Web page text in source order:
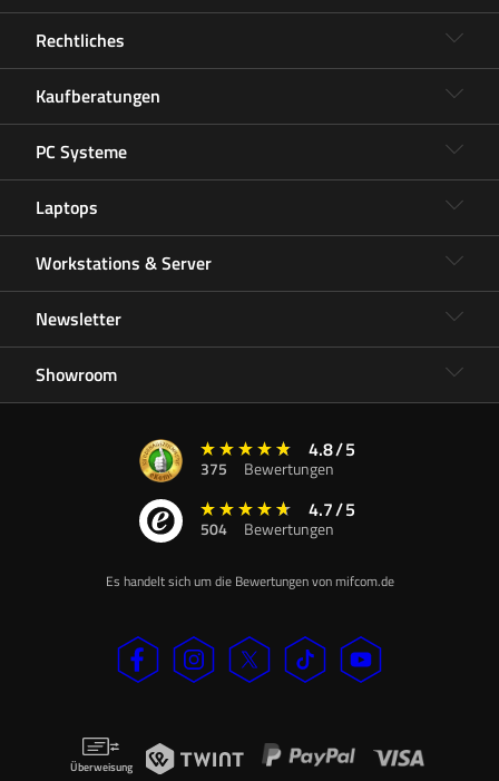
Rechtliches
Kaufberatungen
PC Systeme
Laptops
Workstations & Server
Newsletter
Showroom
4.8/5
375 Bewertungen
4.7/5
504 Bewertungen
Es handelt sich um die Bewertungen von mifcom.de
Überweisung